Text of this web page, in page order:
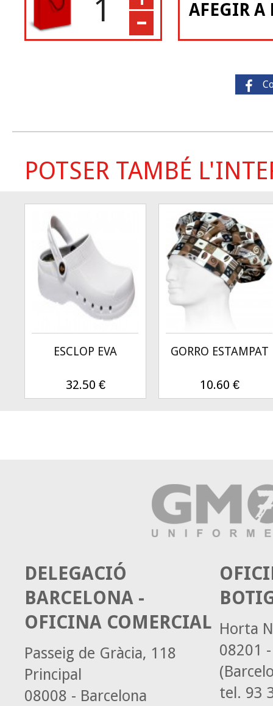
AFEGIR A
-
POTSER TAMBÉ
ESCLOP EVA
32.50 €
GORRO ESTAMPAT
10.60 €
Horta
08201
tel. 93
DELEGACIÓ
BARCELONA -
OFICINA COMERCIAL
Passeig de Gràcia, 118
Principal
08008 - Barcelona